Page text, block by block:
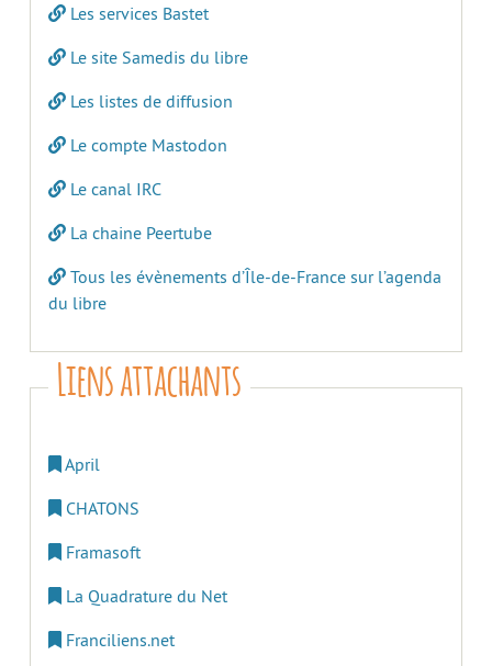
Les services Bastet
Le site Samedis du libre
Les listes de diffusion
Le compte Mastodon
Le canal IRC
La chaine Peertube
Tous les évènements d’Île-de-France sur l’agenda
du libre
Liens attachants
April
CHATONS
Framasoft
La Quadrature du Net
Franciliens.net